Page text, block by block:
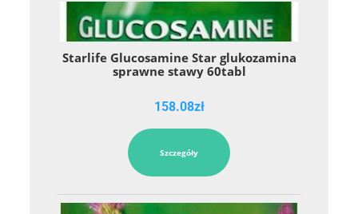
Starlife Glucosamine Star glukozamina
sprawne stawy 60tabl
158.08zł
Szczegóły